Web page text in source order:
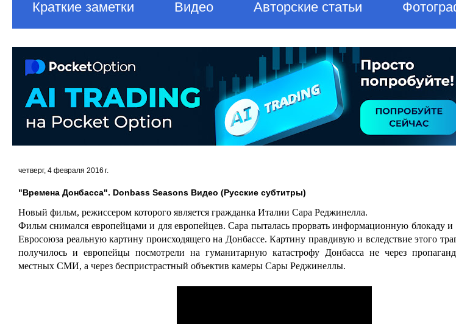
Краткие заметки Видео Авторские статьи
четверг, 4 февраля 2016 г.
"Времена Донбасса". Donbass Seasons Видео (Русские субтитры)
Новый фильм, режиссером которого является гражданка Италии Сара Реджинелла.
Фильм снимался европейцами и для европейцев. Сара пыталась прорвать информационную блокаду и
Евросоюза реальную картину происходящего на Донбассе. Картину правдивую и вследствие этого
получилось и европейцы посмотрели на гуманитарную катастрофу Донбасса не через
местных СМИ, а через беспристрастный объектив камеры Сары Реджинеллы.